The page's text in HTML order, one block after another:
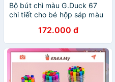
Bộ bút chì màu G.Duck 67
chi tiết cho bé hộp sáp màu
172.000 đ